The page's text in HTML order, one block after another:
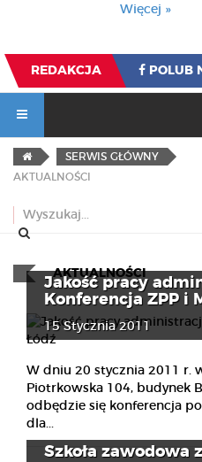
Więcej »
REDAKCJA POLUB
SERWIS GŁÓWNY
AKTUALNOŚCI
AKTUALNOŚCI
Jakość pracy
Konferencja ZPP i
15 Stycznia 2011
W dniu 20 stycznia 2011 r.
Piotrkowska 104, budynek
odbędzie się konferencja
dla...
Szkoła zawodowa